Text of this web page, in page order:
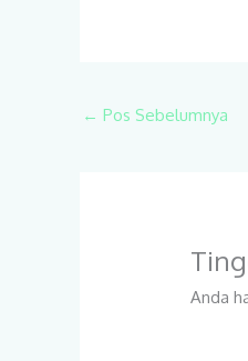
← Pos Sebelumnya
Anda